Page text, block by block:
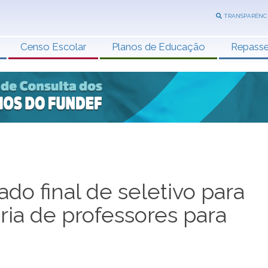
Censo Escolar Planos de Educação
final de seletivo para
de professores para